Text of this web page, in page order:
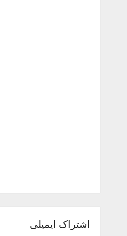
اشتراک ایمیلی